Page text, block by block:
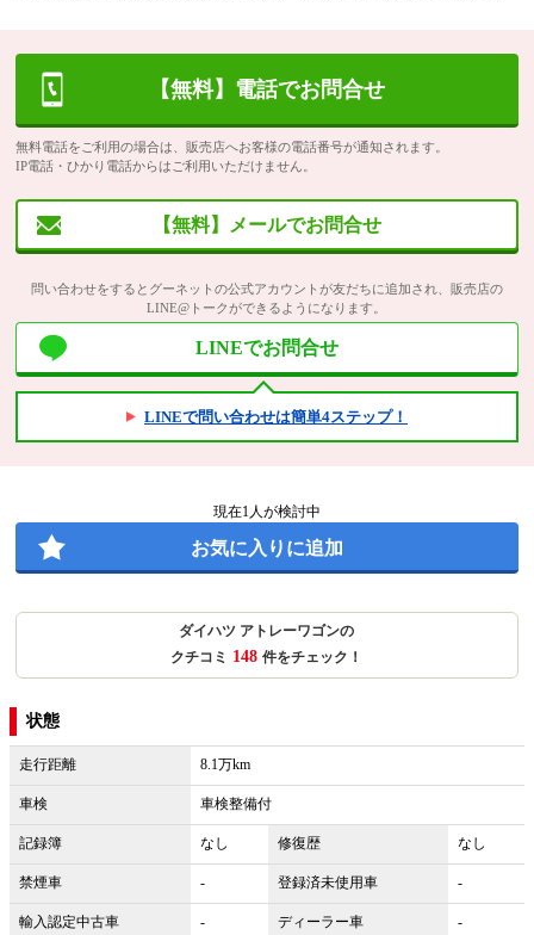
【無料】電話でお問合せ
無料電話をご利用の場合は、販売店へお客様の電話番号が通知されます。
IP電話・ひかり電話からはご利用いただけません。
【無料】メールでお問合せ
問い合わせをするとグーネットの公式アカウントが友だちに追加され、販売店の
LINE@トークができるようになります。
LINEでお問合せ
LINEで問い合わせは簡単4ステップ！
現在1人が検討中
お気に入りに追加
ダイハツ アトレーワゴンの
クチコミ 148 件をチェック！
状態
走行距離 8.1万km
車検 車検整備付
記録簿 なし 修復歴 なし
禁煙車 - 登録済未使用車 -
輸入認定中古車 - ディーラー車 -